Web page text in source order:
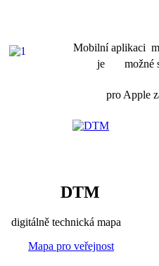
Mobilní aplikaci
je možné
pro Apple
DTM
digitálně technická mapa
Mapa pro veřejnost